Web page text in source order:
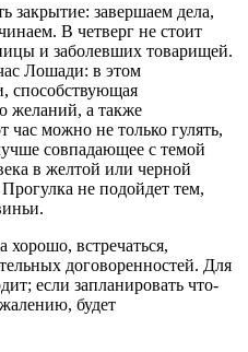
закрытие: завершаем дела,
В четверг не стоит
и заболевших товарищей.
Лошади: в этом
способствующая
желаний, а также
час можно не только гулять,
совпадающее с темой
в желтой или черной
не подойдет тем,
хорошо, встречаться,
договоренностей. Для
если запланировать что-
будет